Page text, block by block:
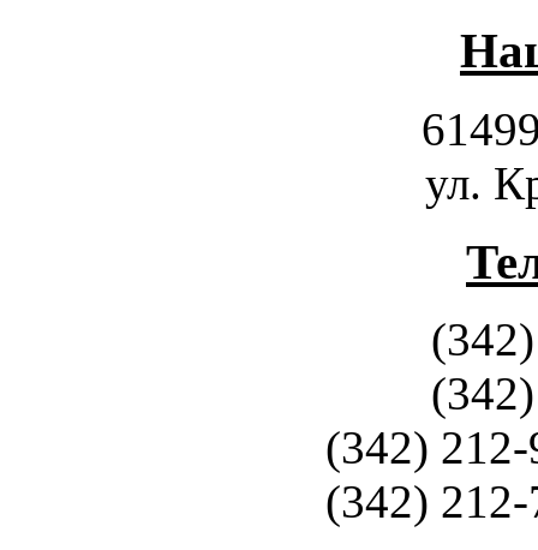
ул.
(342)
(342)